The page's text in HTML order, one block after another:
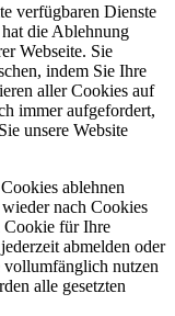
verfügbaren Dienste
die Ablehnung
Webseite. Sie
indem Sie Ihre
aller Cookies auf
immer aufgefordert,
unsere Website
ablehnen
nach Cookies
Cookie für Ihre
abmelden oder
vollumfänglich nutzen
alle gesetzten